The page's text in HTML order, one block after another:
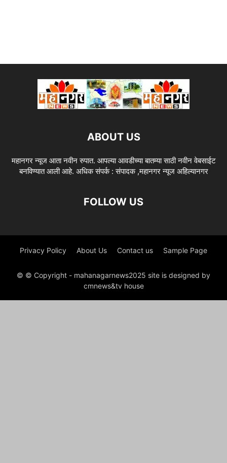
ABOUT US
महानगर न्यूज आता नवीन रुपात. आपल्या आवडीच्या बातम्या साठी नवीन वेबसाईट
बनविण्यात आली आहे. अधिक संपर्क : संपादक ,महानगर न्यूज अहिल्यानगर
FOLLOW US
Privacy Policy About Us Contact us Sample Page
© © Copyright - mahanagarnews2025 site is designed by
cmnews&tv house